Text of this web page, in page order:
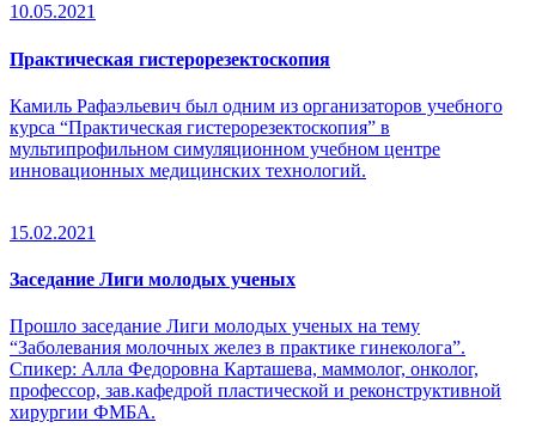
10.05.2021
Практическая гистерорезектоскопия
Камиль Рафаэльевич был одним из организаторов учебного
курса “Практическая гистерорезектоскопия” в
мультипрофильном симуляционном учебном центре
инновационных медицинских технологий.
15.02.2021
Заседание Лиги молодых ученых
Прошло заседание Лиги молодых ученых на тему
“Заболевания молочных желез в практике гинеколога”.
Спикер: Алла Федоровна Карташева, маммолог, онколог,
профессор, зав.кафедрой пластической и реконструктивной
хирургии ФМБА.